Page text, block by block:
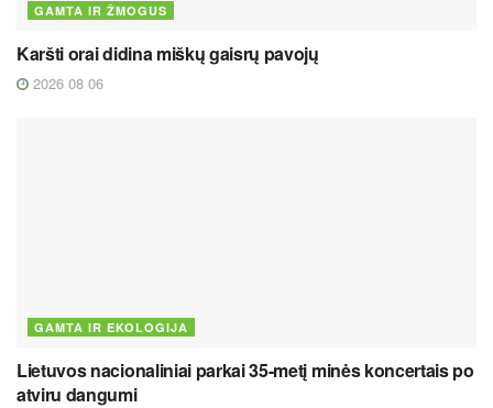
GAMTA IR ŽMOGUS
Karšti orai didina miškų gaisrų pavojų
2026 08 06
GAMTA IR EKOLOGIJA
Lietuvos nacionaliniai parkai 35-metį minės koncertais po
atviru dangumi